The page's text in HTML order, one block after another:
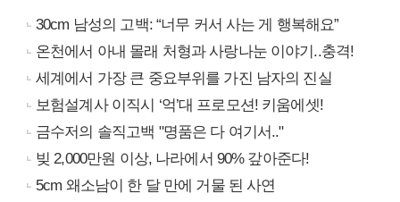
30cm 남성의 고백: “너무 커서 사는 게 행복해요”
온천에서 아내 몰래 처형과 사랑나눈 이야기..충격!
세계에서 가장 큰 중요부위를 가진 남자의 진실
보험설계사 이직시 ‘억’대 프로모션! 키움에셋!
금수저의 솔직고백 "명품은 다 여기서.."
빚 2,000만원 이상, 나라에서 90% 갚아준다!
5cm 왜소남이 한 달 만에 거물 된 사연